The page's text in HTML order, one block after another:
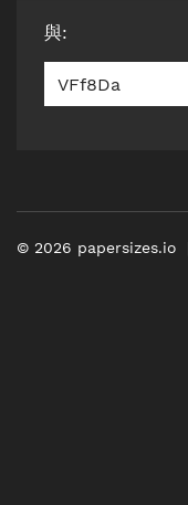
與:
VFf8Da
© 2026 papersizes.io